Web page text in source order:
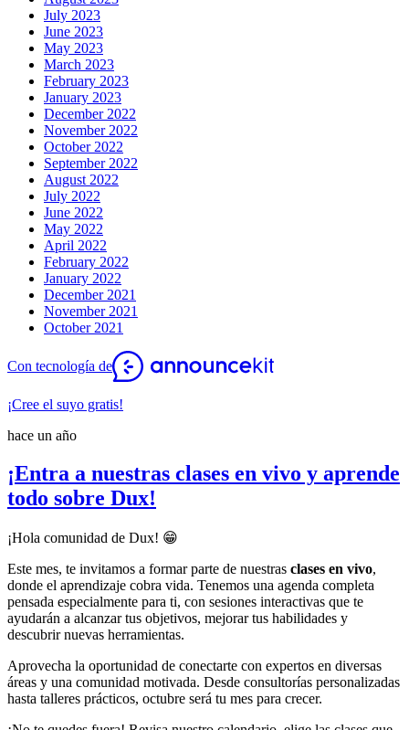
July 2023
June 2023
May 2023
March 2023
February 2023
January 2023
December 2022
November 2022
October 2022
September 2022
August 2022
July 2022
June 2022
May 2022
April 2022
February 2022
January 2022
December 2021
November 2021
October 2021
Con tecnología de
¡Cree el suyo gratis!
hace un año
¡Entra a nuestras clases en vivo y aprende
todo sobre Dux!
¡Hola comunidad de Dux! 😁
Este mes, te invitamos a formar parte de nuestras clases en vivo,
donde el aprendizaje cobra vida. Tenemos una agenda completa
pensada especialmente para ti, con sesiones interactivas que te
ayudarán a alcanzar tus objetivos, mejorar tus habilidades y
descubrir nuevas herramientas.
Aprovecha la oportunidad de conectarte con expertos en diversas
áreas y una comunidad motivada. Desde consultorías personalizadas
hasta talleres prácticos, octubre será tu mes para crecer.